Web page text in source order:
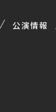
公演情報